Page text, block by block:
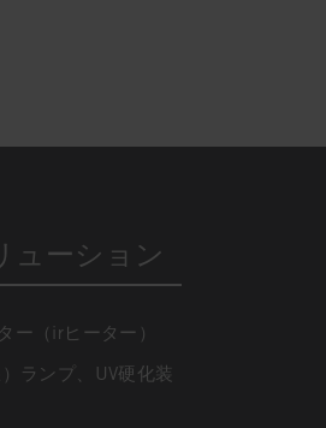
ューション
ー（irヒーター）
ランプ、UV硬化装